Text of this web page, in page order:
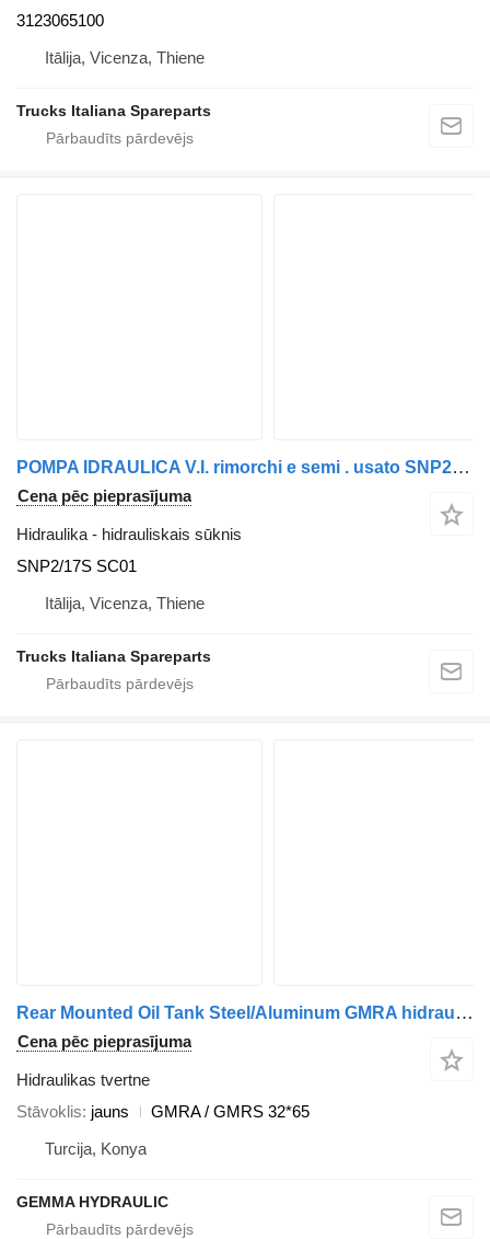
3123065100
Itālija, Vicenza, Thiene
Trucks Italiana Spareparts
POMPA IDRAULICA V.I. rimorchi e semi . usato SNP2/17S SC01 hidrauliskais sūknis paredzēts kravas automašīnas
Cena pēc pieprasījuma
Hidraulika - hidrauliskais sūknis
SNP2/17S SC01
Itālija, Vicenza, Thiene
Trucks Italiana Spareparts
Rear Mounted Oil Tank Steel/Aluminum GMRA hidraulikas tvertne paredzēts kravas automašīnas
Cena pēc pieprasījuma
Hidraulikas tvertne
Stāvoklis jauns
GMRA / GMRS 32*65
Turcija, Konya
GEMMA HYDRAULIC